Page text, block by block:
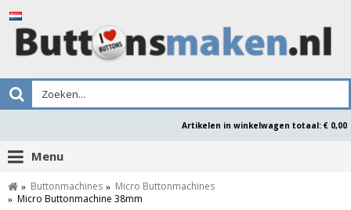
Artikelen in winkelwagen totaal: € 0,00
Menu
Buttonmachines
Micro Buttonmachines
Micro Buttonmachine 38mm